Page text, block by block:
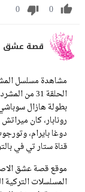
0
0
قصة عشق
بطولة هازال
رونابار، كان
قناة ستار تي في
موقع قصة عشق
المسلسلات التركية